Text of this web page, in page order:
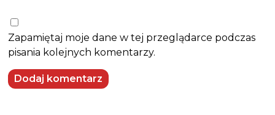
Zapamiętaj moje dane w tej przeglądarce podczas
pisania kolejnych komentarzy.